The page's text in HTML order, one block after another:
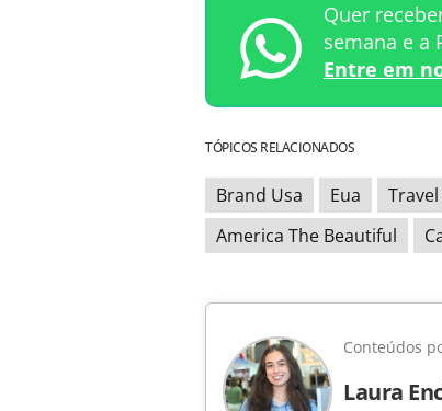
Quer
semana e a
Entre em
TÓPICOS RELACIONADOS
Brand Usa Eua
America The Beautiful
Conteúdos
Laura